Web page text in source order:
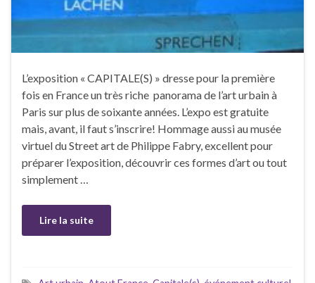
L’exposition « CAPITALE(S) » dresse pour la première
fois en France un très riche panorama de l’art urbain à
Paris sur plus de soixante années. L’expo est gratuite
mais, avant, il faut s’inscrire! Hommage aussi au musée
virtuel du Street art de Philippe Fabry, excellent pour
préparer l’exposition, découvrir ces formes d’art ou tout
simplement …
Lire la suite